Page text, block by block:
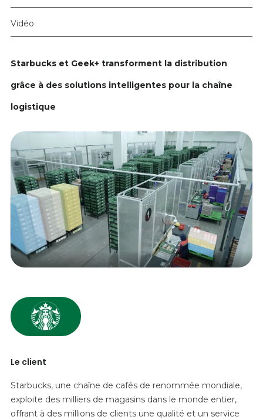
Vidéo
Starbucks et Geek+ transforment la distribution
grâce à des solutions intelligentes pour la chaîne
logistique
Le client
Starbucks, une chaîne de cafés de renommée mondiale,
exploite des milliers de magasins dans le monde entier,
offrant à des millions de clients une qualité et un service